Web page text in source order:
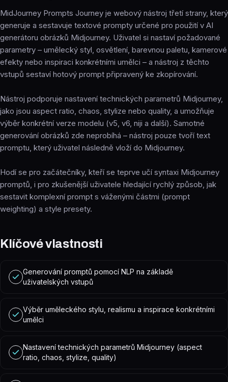
MidJourney Prompts Journey je webový nástroj třetí strany, který
generuje a sestavuje textové prompty určené pro použití v AI
generátoru obrázků Midjourney. Uživatel si nastaví požadované
parametry – umělecký styl, osvětlení, barevnou paletu, kamerové
efekty nebo inspiraci konkrétními umělci – a nástroj z těchto
vstupů sestaví hotový prompt připravený ke zkopírování.
Nástroj podporuje nastavení technických parametrů Midjourney,
jako jsou aspect ratio, chaos, stylize nebo quality, a umožňuje
výběr konkrétní verze modelu (v5, v6, niji a další). Samotné
generování obrázků zde neprobíhá – nástroj pouze tvoří text
promptu, který uživatel následně vloží do Midjourney.
Hodí se pro začátečníky, kteří se teprve učí syntaxi Midjourney
promptů, i pro zkušenější uživatele hledající rychlý způsob, jak
sestavit komplexní prompt s váženými částmi (prompt
weighting) a style presety.
Klíčové vlastnosti
Generování promptů pomocí NLP na základě
uživatelských vstupů
Výběr uměleckého stylu, realismu a inspirace konkrétními
umělci
Nastavení technických parametrů Midjourney (aspect
ratio, chaos, stylize, quality)